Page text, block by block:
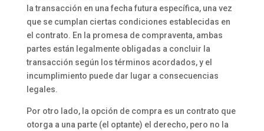
la transacción en una fecha futura específica, una vez
que se cumplan ciertas condiciones establecidas en
el contrato. En la promesa de compraventa, ambas
partes están legalmente obligadas a concluir la
transacción según los términos acordados, y el
incumplimiento puede dar lugar a consecuencias
legales.
Por otro lado, la opción de compra es un contrato que
otorga a una parte (el optante) el derecho, pero no la